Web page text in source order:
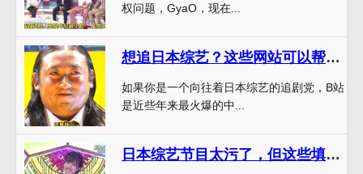
权问题，GyaO，现在...
想追日本综艺？这些网站可以帮助你
如果你是一个向往着日本综艺的追剧党，B站
是近些年来最火爆的中...
日本综艺节目太污了，但这些填空节目你却会意外收获